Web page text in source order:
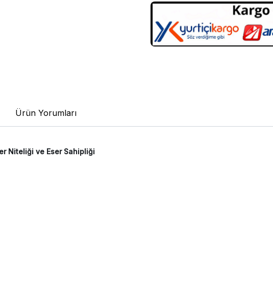
Ürün Yorumları
Niteliği ve Eser Sahipliği